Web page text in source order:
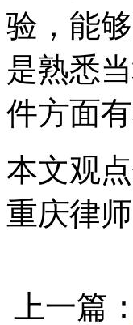
验，能
是熟悉
件方面
本文观
重庆律师
上一篇：